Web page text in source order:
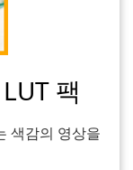
팩
색감의 영상을